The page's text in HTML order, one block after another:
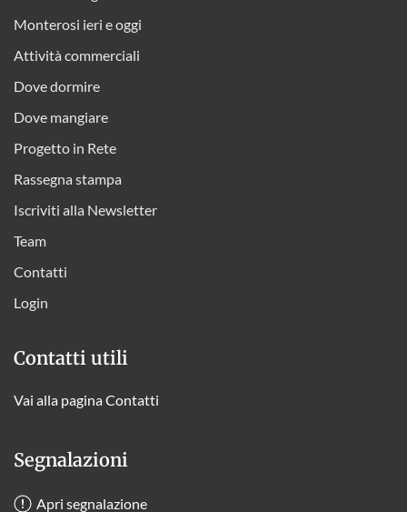
Monterosi ieri e oggi
Attività commerciali
Dove dormire
Dove mangiare
Progetto in Rete
Rassegna stampa
Iscriviti alla Newsletter
Team
Contatti
Login
Contatti utili
Vai alla pagina Contatti
Segnalazioni
Apri segnalazione